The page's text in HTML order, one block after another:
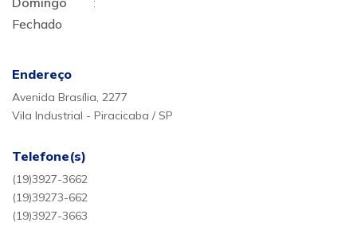
Fechado
Endereço
Avenida Brasília, 2277
Vila Industrial - Piracicaba / SP
Telefone(s)
(19)3927-3662
(19)39273-662
(19)3927-3663